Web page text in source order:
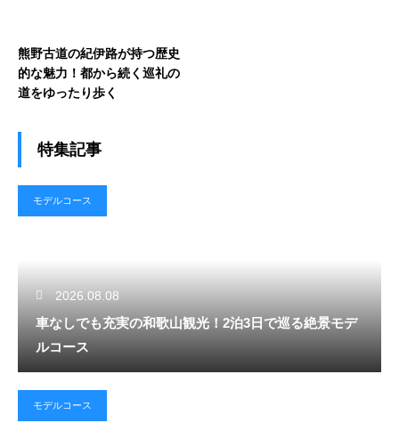
熊野古道の紀伊路が持つ歴史
的な魅力！都から続く巡礼の
道をゆったり歩く
特集記事
モデルコース
2026.08.08
車なしでも充実の和歌山観光！2泊3日で巡る絶景モデ
ルコース
モデルコース